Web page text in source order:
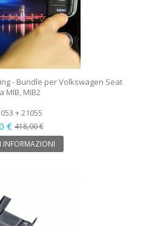
- Bundle per Volkswagen Seat
MIB, MIB2
+ 21055
€418,00 €
INFORMAZIONI